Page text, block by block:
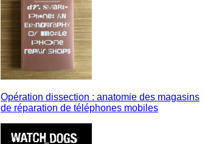
Opération dissection : anatomie des magasins
de réparation de téléphones mobiles